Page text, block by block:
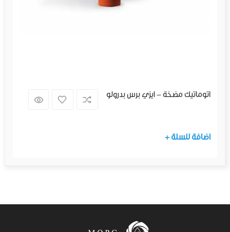
اتوماتيك مضخة - ايزي برس بدرولو
+ اضافة للسلة